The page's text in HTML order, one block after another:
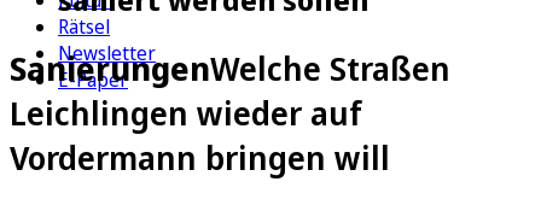
Rätsel
Newsletter
E-Paper
SanierungenWelche Straßen
Leichlingen wieder auf
Vordermann bringen will